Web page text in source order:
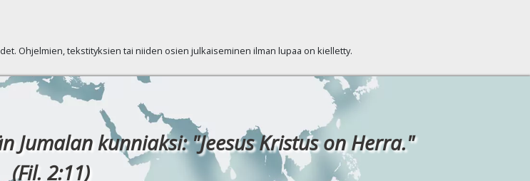
Ohjelmien, tekstityksien tai niiden osien julkaiseminen ilman lupaa on kielletty.
Jumalan kunniaksi: "Jeesus Kristus on Herra."
(Fil. 2:11)